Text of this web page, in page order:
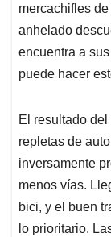
mercachifles
anhelado
encuentra a
puede hacer
El resultado
repletas de
inversamente
menos vías.
bici, y el buen
lo prioritario.